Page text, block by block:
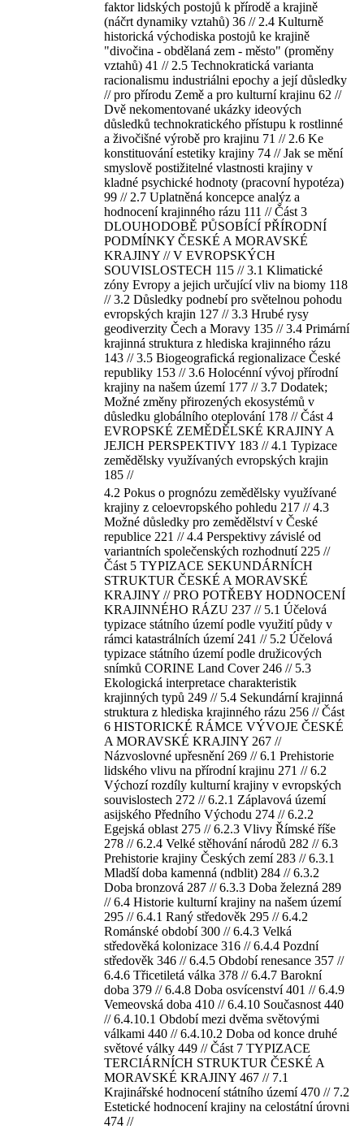
faktor lidských postojů k přírodě a krajině
(náčrt dynamiky vztahů) 36 // 2.4 Kulturně
historická východiska postojů ke krajině
"divočina - obdělaná zem - město" (proměny
vztahů) 41 // 2.5 Technokratická varianta
racionalismu industriálni epochy a její důsledky
// pro přírodu Země a pro kulturní krajinu 62 //
Dvě nekomentované ukázky ideových
důsledků technokratického přístupu k rostlinné
a živočišné výrobě pro krajinu 71 // 2.6 Ke
konstituování estetiky krajiny 74 // Jak se mění
smyslově postižitelné vlastnosti krajiny v
kladné psychické hodnoty (pracovní hypotéza)
99 // 2.7 Uplatněná koncepce analýz a
hodnocení krajinného rázu 111 // Část 3
DLOUHODOBĚ PŮSOBÍCÍ PŘÍRODNÍ
PODMÍNKY ČESKÉ A MORAVSKÉ
KRAJINY // V EVROPSKÝCH
SOUVISLOSTECH 115 // 3.1 Klimatické
zóny Evropy a jejich určující vliv na biomy 118
// 3.2 Důsledky podnebí pro světelnou pohodu
evropských krajin 127 // 3.3 Hrubé rysy
geodiverzity Čech a Moravy 135 // 3.4 Primární
krajinná struktura z hlediska krajinného rázu
143 // 3.5 Biogeografická regionalizace České
republiky 153 // 3.6 Holocénní vývoj přírodní
krajiny na našem území 177 // 3.7 Dodatek;
Možné změny přirozených ekosystémů v
důsledku globálního oteplování 178 // Část 4
EVROPSKÉ ZEMĚDĚLSKÉ KRAJINY A
JEJICH PERSPEKTIVY 183 // 4.1 Typizace
zemědělsky využívaných evropských krajin
185 //
4.2 Pokus o prognózu zemědělsky využívané
krajiny z celoevropského pohledu 217 // 4.3
Možné důsledky pro zemědělství v České
republice 221 // 4.4 Perspektivy závislé od
variantních společenských rozhodnutí 225 //
Část 5 TYPIZACE SEKUNDÁRNÍCH
STRUKTUR ČESKÉ A MORAVSKÉ
KRAJINY // PRO POTŘEBY HODNOCENÍ
KRAJINNÉHO RÁZU 237 // 5.1 Účelová
typizace státního území podle využití půdy v
rámci katastrálních území 241 // 5.2 Účelová
typizace státního území podle družicových
snímků CORINE Land Cover 246 // 5.3
Ekologická interpretace charakteristik
krajinných typů 249 // 5.4 Sekundární krajinná
struktura z hlediska krajinného rázu 256 // Část
6 HISTORICKÉ RÁMCE VÝVOJE ČESKÉ
A MORAVSKÉ KRAJINY 267 //
Názvoslovné upřesnění 269 // 6.1 Prehistorie
lidského vlivu na přírodní krajinu 271 // 6.2
Výchozí rozdíly kulturní krajiny v evropských
souvislostech 272 // 6.2.1 Záplavová území
asijského Předního Východu 274 // 6.2.2
Egejská oblast 275 // 6.2.3 Vlivy Římské říše
278 // 6.2.4 Velké stěhování národů 282 // 6.3
Prehistorie krajiny Českých zemí 283 // 6.3.1
Mladší doba kamenná (ndblit) 284 // 6.3.2
Doba bronzová 287 // 6.3.3 Doba železná 289
// 6.4 Historie kulturní krajiny na našem území
295 // 6.4.1 Raný středověk 295 // 6.4.2
Románské období 300 // 6.4.3 Velká
středověká kolonizace 316 // 6.4.4 Pozdní
středověk 346 // 6.4.5 Období renesance 357 //
6.4.6 Třicetiletá válka 378 // 6.4.7 Barokní
doba 379 // 6.4.8 Doba osvícenství 401 // 6.4.9
Vemeovská doba 410 // 6.4.10 Současnost 440
// 6.4.10.1 Období mezi dvěma světovými
válkami 440 // 6.4.10.2 Doba od konce druhé
světové války 449 // Část 7 TYPIZACE
TERCIÁRNÍCH STRUKTUR ČESKÉ A
MORAVSKÉ KRAJINY 467 // 7.1
Krajinářské hodnocení státního území 470 // 7.2
Estetické hodnocení krajiny na celostátní úrovni
474 //